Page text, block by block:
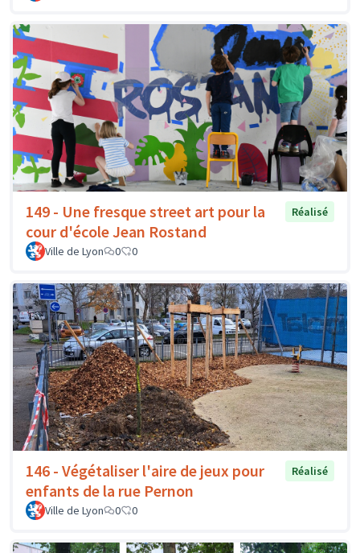
149 - Une fresque street art pour la
cour d'école Jean Rostand
Réalisé
Ville de Lyon 0 0
146 - Végétaliser l'aire de jeux pour
enfants de la rue Pernon
Réalisé
Ville de Lyon 0 0